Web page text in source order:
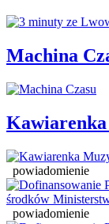
Machina
powiadomienie
powiadomienie